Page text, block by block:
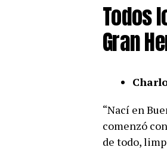
Todos
Gran
“Nací en
comenzó
de todo,